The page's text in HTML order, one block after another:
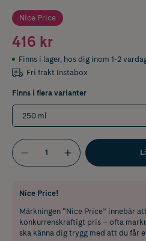
Nice Price
416 kr
Finns i lager, hos dig inom 1-2
Fri frakt Instabox
Finns i flera varianter
250 ml
Nice Price!
Märkningen “Nice Price” innebär
konkurrenskraftigt pris – ofta
ska känna dig trygg med att du får